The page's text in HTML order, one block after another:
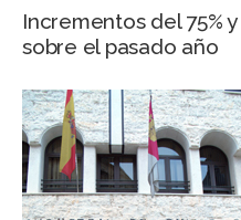
Incrementos del 75%
sobre el pasado año